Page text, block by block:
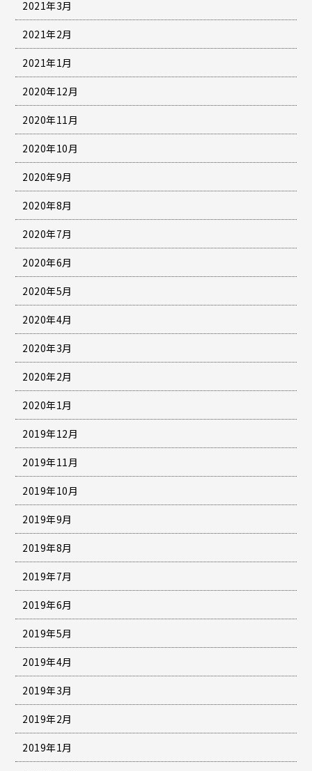
2021年3月
2021年2月
2021年1月
2020年12月
2020年11月
2020年10月
2020年9月
2020年8月
2020年7月
2020年6月
2020年5月
2020年4月
2020年3月
2020年2月
2020年1月
2019年12月
2019年11月
2019年10月
2019年9月
2019年8月
2019年7月
2019年6月
2019年5月
2019年4月
2019年3月
2019年2月
2019年1月